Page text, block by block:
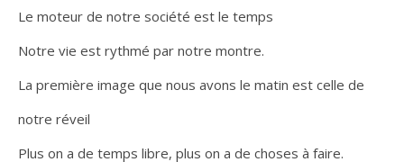
Le moteur de notre société est le temps
Notre vie est rythmé par notre montre.
La première image que nous avons le matin est celle de
notre réveil
Plus on a de temps libre, plus on a de choses à faire.